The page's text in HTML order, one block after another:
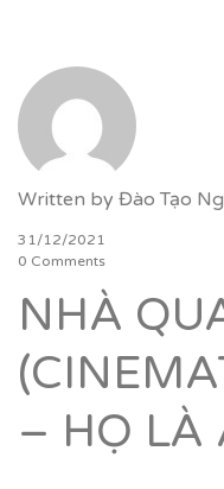
Written by Đào Tạo
31/12/2021
0 Comments
NHÀ
– HỌ LÀ